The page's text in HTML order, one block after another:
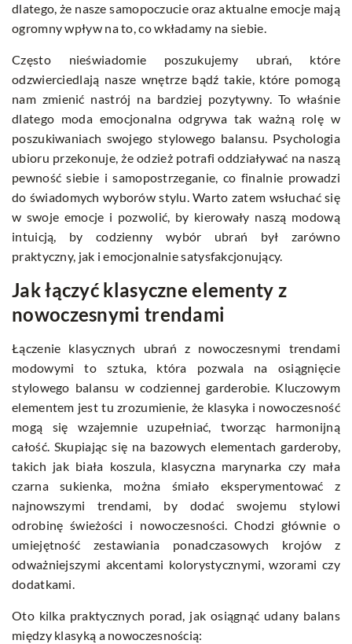
dlatego, że nasze samopoczucie oraz aktualne emocje mają
ogromny wpływ na to, co wkładamy na siebie.
Często nieświadomie poszukujemy ubrań, które
odzwierciedlają nasze wnętrze bądź takie, które pomogą
nam zmienić nastrój na bardziej pozytywny. To właśnie
dlatego moda emocjonalna odgrywa tak ważną rolę w
poszukiwaniach swojego stylowego balansu. Psychologia
ubioru przekonuje, że odzież potrafi oddziaływać na naszą
pewność siebie i samopostrzeganie, co finalnie prowadzi
do świadomych wyborów stylu. Warto zatem wsłuchać się
w swoje emocje i pozwolić, by kierowały naszą modową
intuicją, by codzienny wybór ubrań był zarówno
praktyczny, jak i emocjonalnie satysfakcjonujący.
Jak łączyć klasyczne elementy z
nowoczesnymi trendami
Łączenie klasycznych ubrań z nowoczesnymi trendami
modowymi to sztuka, która pozwala na osiągnięcie
stylowego balansu w codziennej garderobie. Kluczowym
elementem jest tu zrozumienie, że klasyka i nowoczesność
mogą się wzajemnie uzupełniać, tworząc harmonijną
całość. Skupiając się na bazowych elementach garderoby,
takich jak biała koszula, klasyczna marynarka czy mała
czarna sukienka, można śmiało eksperymentować z
najnowszymi trendami, by dodać swojemu stylowi
odrobinę świeżości i nowoczesności. Chodzi głównie o
umiejętność zestawiania ponadczasowych krojów z
odważniejszymi akcentami kolorystycznymi, wzorami czy
dodatkami.
Oto kilka praktycznych porad, jak osiągnąć udany balans
między klasyką a nowoczesnością: